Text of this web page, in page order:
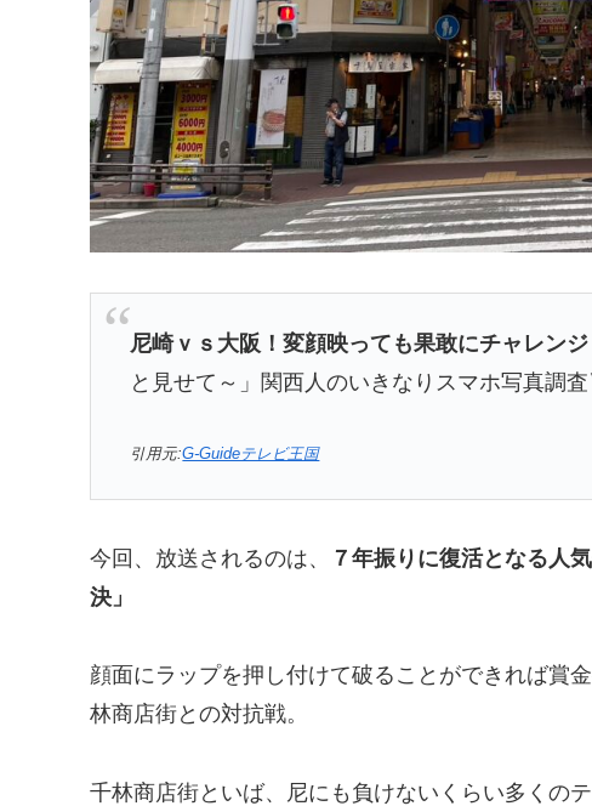
尼崎ｖｓ大阪！変顔映っても果敢にチャレン
と見せて～」関西人のいきなりスマホ写真調
引用元:G-Guideテレビ王国
今回、放送されるのは、
７年振りに復活となる人
決」
顔面にラップを押し付けて破ることができれば賞
林商店街との対抗戦。
千林商店街といば、尼にも負けないくらい多くの